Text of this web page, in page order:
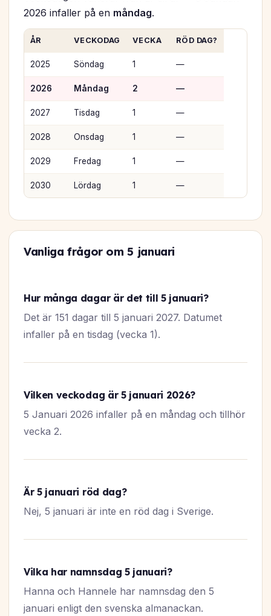
2026 infaller på en måndag.
ÅR VECKODAG VECKA RÖD DAG?
2025 Söndag 1 —
2026 Måndag 2 —
2027 Tisdag 1 —
2028 Onsdag 1 —
2029 Fredag 1 —
2030 Lördag 1 —
Vanliga frågor om 5 januari
Hur många dagar är det till 5 januari?
Det är 151 dagar till 5 januari 2027. Datumet
infaller på en tisdag (vecka 1).
Vilken veckodag är 5 januari 2026?
5 Januari 2026 infaller på en måndag och tillhör
vecka 2.
Är 5 januari röd dag?
Nej, 5 januari är inte en röd dag i Sverige.
Vilka har namnsdag 5 januari?
Hanna och Hannele har namnsdag den 5
januari enligt den svenska almanackan.